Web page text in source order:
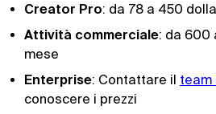
Creator Pro: da 78 a 450
Attività commerciale: da 600
mese
Enterprise: Contattare il team
conoscere i prezzi